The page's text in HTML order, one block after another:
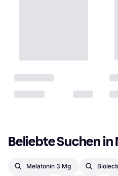
Beliebte Suchen
Melatonin 3 Mg